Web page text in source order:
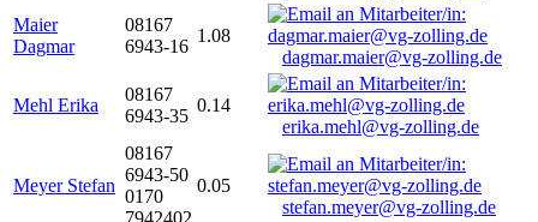
Maier
Dagmar
08167
6943-16
1.08
dagmar.maier@vg-zolling.de
Mehl Erika
08167
6943-35
0.14
erika.mehl@vg-zolling.de
Meyer Stefan
08167
6943-50
0170
0.05
stefan.meyer@vg-zolling.de